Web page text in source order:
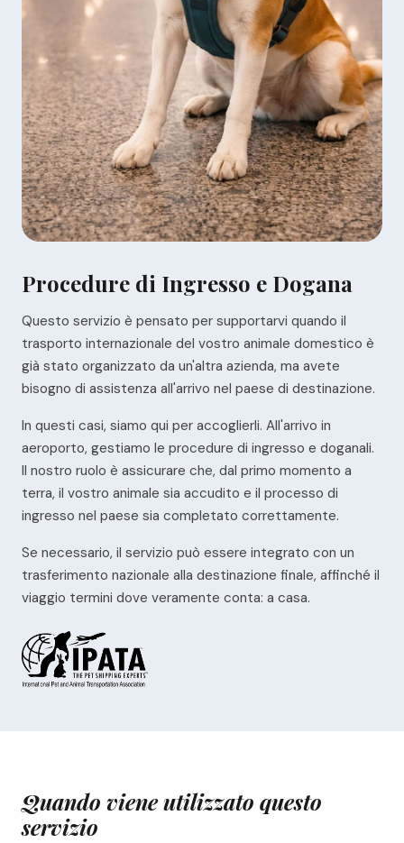
Procedure di Ingresso e Dogana
Questo servizio è pensato per supportarvi quando il
trasporto internazionale del vostro animale domestico è
già stato organizzato da un'altra azienda, ma avete
bisogno di assistenza all'arrivo nel paese di destinazione.
In questi casi, siamo qui per accoglierli. All'arrivo in
aeroporto, gestiamo le procedure di ingresso e doganali.
Il nostro ruolo è assicurare che, dal primo momento a
terra, il vostro animale sia accudito e il processo di
ingresso nel paese sia completato correttamente.
Se necessario, il servizio può essere integrato con un
trasferimento nazionale alla destinazione finale, affinché il
viaggio termini dove veramente conta: a casa.
Quando viene utilizzato questo
servizio